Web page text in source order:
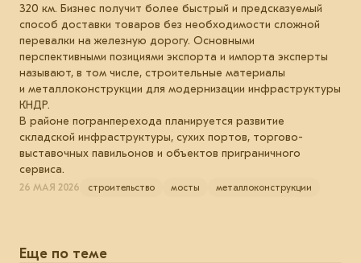
320 км. Бизнес получит более быстрый и предсказуемый
способ доставки товаров без необходимости сложной
перевалки на железную дорогу. Основными
перспективными позициями экспорта и импорта эксперты
называют, в том числе, строительные материалы
и металлоконструкции для модернизации инфраструктуры
КНДР.
В районе погранперехода планируется развитие
складской инфраструктуры, сухих портов, торгово-
выставочных павильонов и объектов приграничного
сервиса.
26 МАЯ 2026 строительство мосты металлоконструкции
Еще по теме